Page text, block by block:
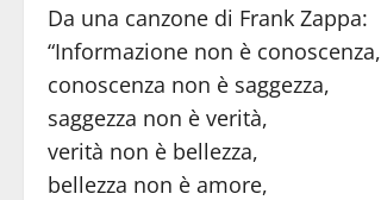
Da una canzone di Frank Zappa:
“Informazione non è conoscenza,
conoscenza non è saggezza,
saggezza non è verità,
verità non è bellezza,
bellezza non è amore,